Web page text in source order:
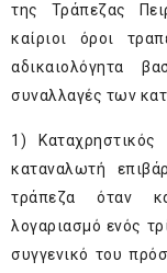
της Τράπεζας
καίριοι όροι
αδικαιολόγητα
συναλλαγές των
1)
καταναλωτή
τράπεζα όταν
λογαριασμό ενός
συγγενικό του